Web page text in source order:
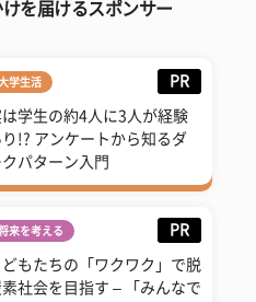
を届けるスポンサー
学生活 PR
は学生の約4人に3人が経験
り!? アンケートから知るダ
クパターン入門
来を考える PR
どもたちの「ワクワク」で脱
素社会を目指す – 「みんなで